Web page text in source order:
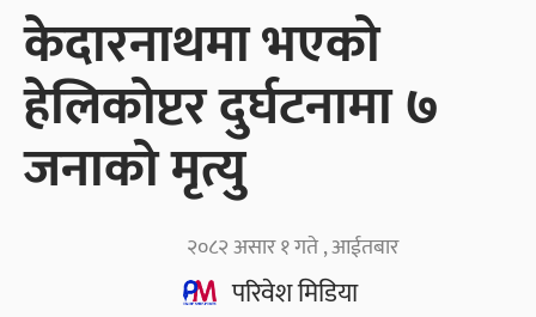
केदारनाथमा भएको
हेलिकोप्टर दुर्घटनामा ७
जनाको मृत्यु
परिवेश मिडिया
२०८२ असार १ गते , आईतबार